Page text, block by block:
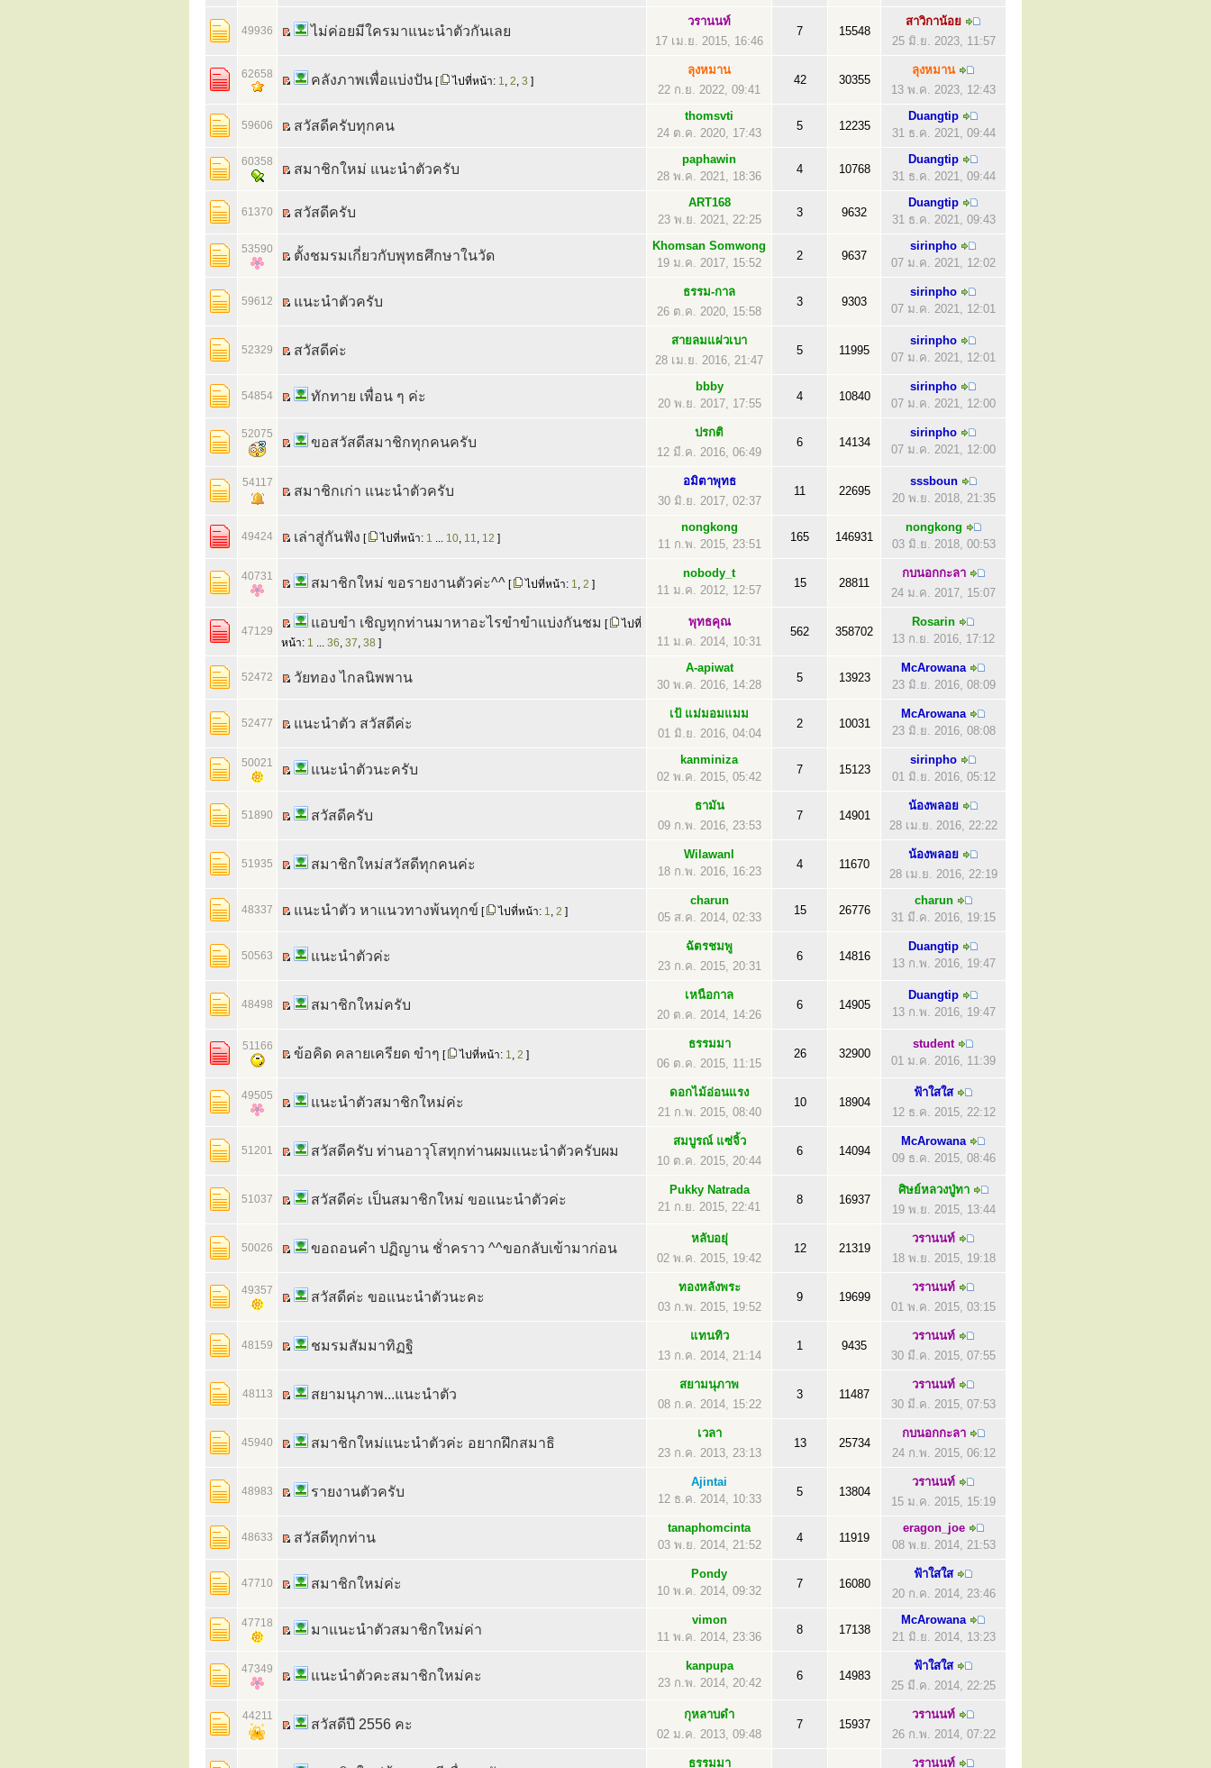
49936 ไม่ค่อยมีใครมาแนะนำตัวกันเลย
วรานนท์
17 เม.ย. 2015, 16:46
7 15548
สาวิกาน้อย
25 มิ.ย. 2023, 11:57
62658 คลังภาพเพื่อแบ่งปัน [ ไปที่หน้า: 1, 2, 3 ]
ลุงหมาน
22 ก.ย. 2022, 09:41
42 30355
ลุงหมาน
13 พ.ค. 2023, 12:43
59606 สวัสดีครับทุกคน
thomsvti
24 ต.ค. 2020, 17:43
5 12235
Duangtip
31 ธ.ค. 2021, 09:44
60358 สมาชิกใหม่ แนะนำตัวครับ
paphawin
28 พ.ค. 2021, 18:36
4 10768
Duangtip
31 ธ.ค. 2021, 09:44
61370 สวัสดีครับ
ART168
23 พ.ย. 2021, 22:25
3 9632
Duangtip
31 ธ.ค. 2021, 09:43
53590 ตั้งชมรมเกี่ยวกับพุทธศึกษาในวัด
Khomsan Somwong
19 ม.ค. 2017, 15:52
2 9637
sirinpho
07 ม.ค. 2021, 12:02
59612 แนะนำตัวครับ
ธรรม-กาล
26 ต.ค. 2020, 15:58
3 9303
sirinpho
07 ม.ค. 2021, 12:01
52329 สวัสดีค่ะ
สายลมแผ่วเบา
28 เม.ย. 2016, 21:47
5 11995
sirinpho
07 ม.ค. 2021, 12:01
54854 ทักทาย เพื่อน ๆ ค่ะ
bbby
20 พ.ย. 2017, 17:55
4 10840
sirinpho
07 ม.ค. 2021, 12:00
52075
ขอสวัสดีสมาชิกทุกคนครับ
ปรกติ
12 มี.ค. 2016, 06:49
6 14134
sirinpho
07 ม.ค. 2021, 12:00
54117
สมาชิกเก่า แนะนำตัวครับ
อมิตาพุทธ
30 มิ.ย. 2017, 02:37
11 22695
sssboun
20 พ.ย. 2018, 21:35
49424 เล่าสู่กันฟัง [ ไปที่หน้า: 1 ... 10, 11, 12 ]
nongkong
11 ก.พ. 2015, 23:51
165 146931
nongkong
03 มิ.ย. 2018, 00:53
40731 สมาชิกใหม่ ขอรายงานตัวค่ะ^^ [ ไปที่หน้า: 1, 2 ]
nobody_t
11 ม.ค. 2012, 12:57
15 28811
กบนอกกะลา
24 ม.ค. 2017, 15:07
47129
แอบขำ เชิญทุกท่านมาหาอะไรขำขำแบ่งกันชม [
ไปที่
หน้า: 1 ... 36, 37, 38 ]
พุทธคุณ
11 ม.ค. 2014, 10:31
562 358702
Rosarin
13 ก.ย. 2016, 17:12
52472 วัยทอง ไกลนิพพาน
A-apiwat
30 พ.ค. 2016, 14:28
5 13923
McArowana
23 มิ.ย. 2016, 08:09
52477 แนะนำตัว สวัสดีค่ะ
เป้ แม่มอมแมม
01 มิ.ย. 2016, 04:04
2 10031
McArowana
23 มิ.ย. 2016, 08:08
50021 แนะนำตัวนะครับ
kanminiza
02 พ.ค. 2015, 05:42
7 15123
sirinpho
01 มิ.ย. 2016, 05:12
51890 สวัสดีครับ
ธามัน
09 ก.พ. 2016, 23:53
7 14901
น้องพลอย
28 เม.ย. 2016, 22:22
51935 สมาชิกใหม่สวัสดีทุกคนค่ะ
Wilawanl
18 ก.พ. 2016, 16:23
4 11670
น้องพลอย
28 เม.ย. 2016, 22:19
48337 แนะนำตัว หาแนวทางพ้นทุกข์ [ ไปที่หน้า: 1, 2 ]
charun
05 ส.ค. 2014, 02:33
15 26776
charun
31 มี.ค. 2016, 19:15
50563 แนะนำตัวค่ะ
ฉัตรชมพู
23 ก.ค. 2015, 20:31
6 14816
Duangtip
13 ก.พ. 2016, 19:47
48498 สมาชิกใหม่ครับ
เหนือกาล
20 ต.ค. 2014, 14:26
6 14905
Duangtip
13 ก.พ. 2016, 19:47
51166 ข้อคิด คลายเครียด ขำๆ [ ไปที่หน้า: 1, 2 ]
ธรรมมา
06 ต.ค. 2015, 11:15
26 32900
student
01 ม.ค. 2016, 11:39
49505 แนะนำตัวสมาชิกใหม่ค่ะ
ดอกไม้อ่อนแรง
21 ก.พ. 2015, 08:40
10 18904
ฟ้าใสใส
12 ธ.ค. 2015, 22:12
51201 สวัสดีครับ ท่านอาวุโสทุกท่านผมเเนะนำตัวครับผม
สมบูรณ์ แซ่จิ้ว
10 ต.ค. 2015, 20:44
6 14094
McArowana
09 ธ.ค. 2015, 08:46
51037 สวัสดีค่ะ เป็นสมาชิกใหม่ ขอแนะนำตัวค่ะ
Pukky Natrada
21 ก.ย. 2015, 22:41
8 16937
ศิษย์หลวงปู่ทา
19 พ.ย. 2015, 13:44
50026 ขอถอนคำ ปฏิญาน ชั่าคราว ^^ขอกลับเข้ามาก่อน
หลับอยุ่
02 พ.ค. 2015, 19:42
12 21319
วรานนท์
18 พ.ย. 2015, 19:18
49357 สวัสดีค่ะ ขอแนะนำตัวนะคะ
ทองหลังพระ
03 ก.พ. 2015, 19:52
9 19699
วรานนท์
01 พ.ค. 2015, 03:15
48159 ชมรมสัมมาทิฏฐิ
แทนทิว
13 ก.ค. 2014, 21:14
1 9435
วรานนท์
30 มี.ค. 2015, 07:55
48113 สยามนุภาพ...แนะนำตัว
สยามนุภาพ
08 ก.ค. 2014, 15:22
3 11487
วรานนท์
30 มี.ค. 2015, 07:53
45940 สมาชิกใหม่แนะนำตัวค่ะ อยากฝึกสมาธิ
เวลา
23 ก.ค. 2013, 23:13
13 25734
กบนอกกะลา
24 ก.พ. 2015, 06:12
48983 รายงานตัวครับ
Ajintai
12 ธ.ค. 2014, 10:33
5 13804
วรานนท์
15 ม.ค. 2015, 15:19
48633 สวัสดีทุกท่าน
tanaphomcinta
03 พ.ย. 2014, 21:52
4 11919
eragon_joe
08 พ.ย. 2014, 21:53
47710 สมาชิกใหม่ค่ะ
Pondy
10 พ.ค. 2014, 09:32
7 16080
ฟ้าใสใส
20 ก.ค. 2014, 23:46
47718 มาแนะนำตัวสมาชิกใหม่ค่า
vimon
11 พ.ค. 2014, 23:36
8 17138
McArowana
21 มิ.ย. 2014, 13:23
47349 แนะนำตัวคะสมาชิกใหม่คะ
kanpupa
23 ก.พ. 2014, 20:42
6 14983
ฟ้าใสใส
25 มี.ค. 2014, 22:25
44211
สวัสดีปี 2556 คะ
กุหลาบดำ
02 ม.ค. 2013, 09:48
7 15937
วรานนท์
26 ก.พ. 2014, 07:22
ธรรมมา วรานนท์